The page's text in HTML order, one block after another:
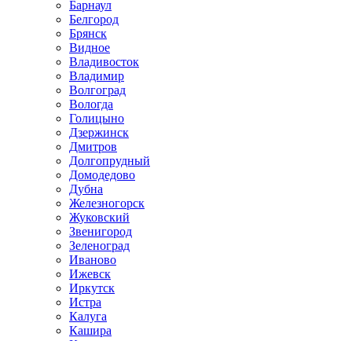
Барнаул
Белгород
Брянск
Видное
Владивосток
Владимир
Волгоград
Вологда
Голицыно
Дзержинск
Дмитров
Долгопрудный
Домодедово
Дубна
Железногорск
Жуковский
Звенигород
Зеленоград
Иваново
Ижевск
Иркутск
Истра
Калуга
Кашира